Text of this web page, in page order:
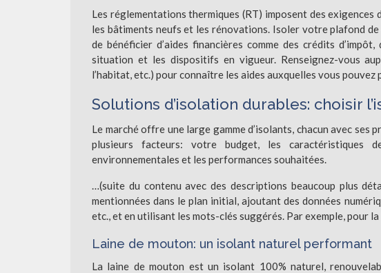
Les réglementations thermiques (RT) imposent des
les bâtiments neufs et les rénovations. Isoler votre plafond
de bénéficier d’aides financières comme des crédits
situation et les dispositifs en vigueur. Renseignez-vous
l’habitat, etc.) pour connaître les aides auxquelles vous pouvez
Solutions d’isolation durables: choisir
Le marché offre une large gamme d’isolants, chacun avec
plusieurs facteurs: votre budget, les caractéristiques
environnementales et les performances souhaitées.
…(suite du contenu avec des descriptions beaucoup plus
mentionnées dans le plan initial, ajoutant des données
etc., et en utilisant les mots-clés suggérés. Par exemple, pour
Laine de mouton: un isolant naturel performant
La laine de mouton est un isolant 100% naturel,